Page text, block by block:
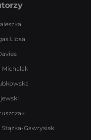
Llosa
Michalak
Stążka-Gawrysiak